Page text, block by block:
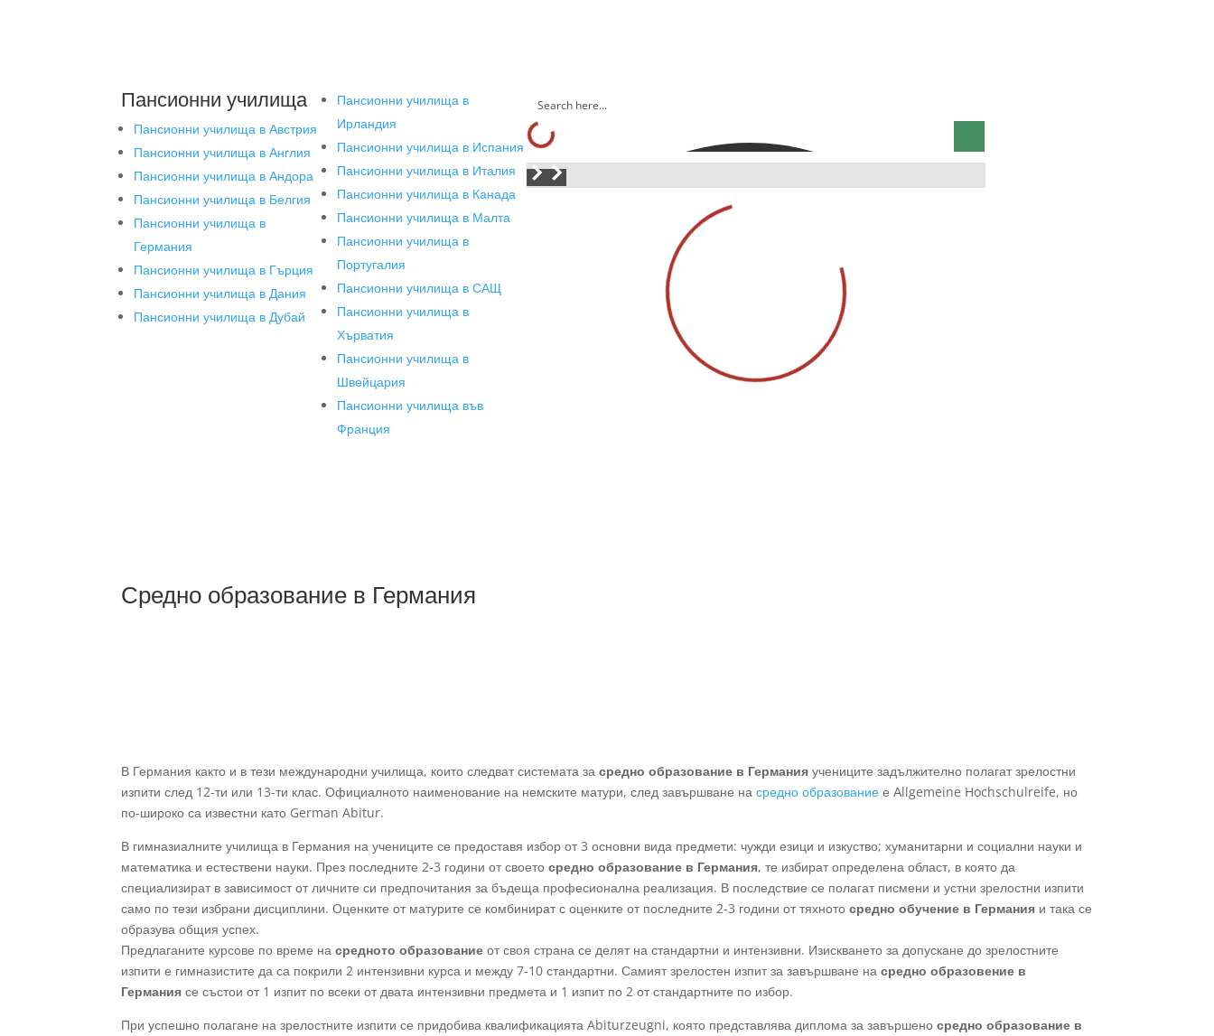
Пансионни училища
Пансионни училища в Австрия
Пансионни училища в Англия
Пансионни училища в Андора
Пансионни училища в Белгия
Пансионни училища в
Германия
Пансионни училища в Гърция
Пансионни училища в Дания
Пансионни училища в Дубай
Пансионни училища в
Ирландия
Пансионни училища в Испания
Пансионни училища в Италия
Пансионни училища в Канада
Пансионни училища в Малта
Пансионни училища в
Португалия
Пансионни училища в САЩ
Пансионни училища в
Хърватия
Пансионни училища в
Швейцария
Пансионни училища във
Франция
Средно образование в Германия
В Германия както и в тези международни училища, които следват системата засредно образование в Германия учениците задължително полагат зрелостни
изпити след 12-ти или 13-ти клас. Официалното наименование на немските матури, след завършване насредно образование е Аllgemeine Hochschulreife, но
по-широко са известни като German Abitur.
В гимназиалните училища в Германия на учениците се предоставя избор от 3 основни вида предмети: чужди езици и изкуство; хуманитарни и социални науки и
математика и естествени науки. През последните 2-3 години от своетосредно образование в Германия, те избират определена област, в която да
специализират в зависимост от личните си предпочитания за бъдеща професионална реализация. В последствие се полагат писмени и устни зрелостни изпити
само по тези избрани дисциплини. Оценките от матурите се комбинират с оценките от последните 2-3 години от тяхнотосредно обучение в Германия и така се
образува общия успех.
Предлаганите курсове по време насредното образование от своя страна се делят на стандартни и интензивни. Изискването за допускане до зрелостните
изпити е гимназистите да са покрили 2 интензивни курса и между 7-10 стандартни. Самият зрелостен изпит за завършване насредно образовение в
Германиясе състои от 1 изпит по всеки от двата интензивни предмета и 1 изпит по 2 от стандартните по избор.
При успешно полагане на зрелостните изпити се придобива квалификацията Abiturzeugni, която представлява диплома за завършеносредно образование в